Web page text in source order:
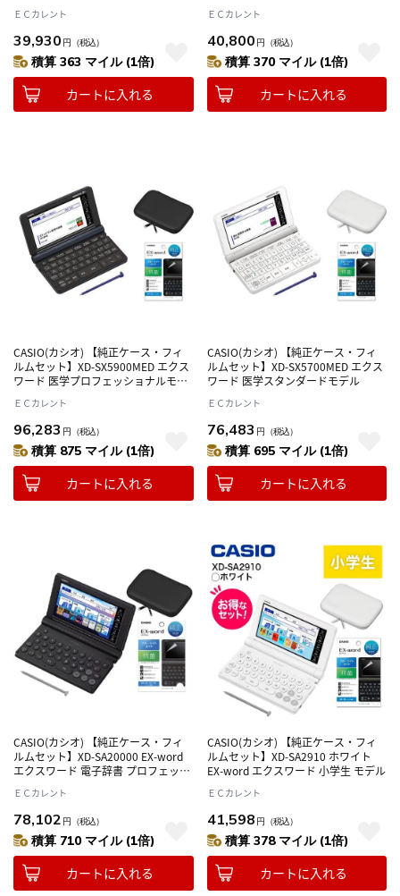
ＥＣカレント
39,930 円 （税込）
積算 363 マイル (1倍)
カートに入れる
ＥＣカレント
40,800 円 （税込）
積算 370 マイル (1倍)
カートに入れる
CASIO(カシオ) 【純正ケース・フィ
ルムセット】XD-SX5900MED エクス
ワード 医学プロフェッショナルモデ
ＥＣカレント
96,283 円 （税込）
積算 875 マイル (1倍)
カートに入れる
CASIO(カシオ) 【純正ケース・フィ
ルムセット】XD-SX5700MED エクス
ワード 医学スタンダードモデル
ＥＣカレント
76,483 円 （税込）
積算 695 マイル (1倍)
カートに入れる
CASIO(カシオ) 【純正ケース・フィ
ルムセット】XD-SA20000 EX-word
エクスワード 電子辞書 プロフェッシ
ＥＣカレント
78,102 円 （税込）
積算 710 マイル (1倍)
カートに入れる
CASIO(カシオ) 【純正ケース・フィ
ルムセット】XD-SA2910 ホワイト
EX-word エクスワード 小学生 モデル
ＥＣカレント
41,598 円 （税込）
積算 378 マイル (1倍)
カートに入れる